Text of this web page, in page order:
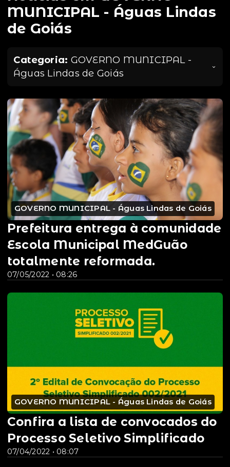
MUNICIPAL - Águas Lindas
de Goiás
Categoria: GOVERNO MUNICIPAL -
Águas Lindas de Goiás
GOVERNO MUNICIPAL - Águas Lindas de Goiás
07/05/2022 • 08:26
Prefeitura entrega à comunidade
Escola Municipal MedGuão
totalmente reformada.
GOVERNO MUNICIPAL - Águas Lindas de Goiás
07/04/2022 • 08:07
Confira a lista de convocados do
Processo Seletivo Simplificado